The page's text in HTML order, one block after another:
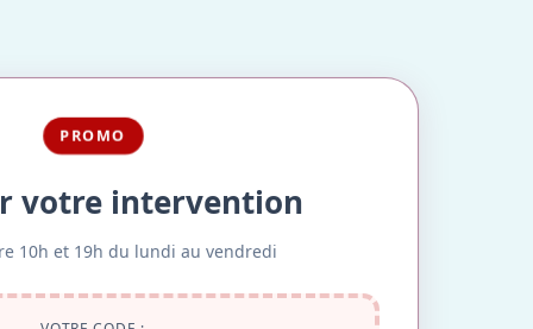
PROMO
votre intervention
10h et 19h du lundi au vendredi